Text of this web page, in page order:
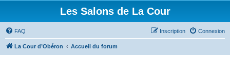
Les Salons de La Cour
FAQ Connexion
Inscription
La Cour d’Obéron Accueil du forum